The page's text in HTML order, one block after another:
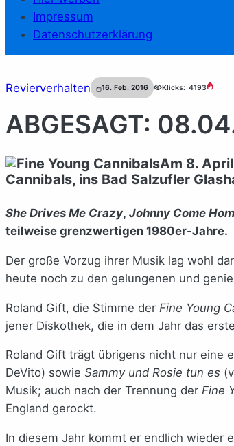
Impressum
Datenschutzerklärung
Revierverhalten 16. Feb. 2016 Klicks: 4193
ABGESAGT:
Am 8.
Cannibals, ins Bad Salzufler
She Drives Me Crazy, Johnny Come
teilweise grenzwertigen 1980er-Jahre.
Der große Vorzug ihrer Musik lag wohl
heute noch zu den gelungenen und
Roland Gift, die Stimme der Fine Young
jener Diskothek, die in dem Jahr das
Roland Gift trägt übrigens nicht nur eine
DeVito) sowie Sammy und Rosie tun es
Musik; auch nach der Trennung der Fine
England gerockt.
In diesem Jahr kommt er endlich wieder